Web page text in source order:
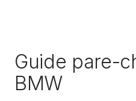
Guide pare-
BMW